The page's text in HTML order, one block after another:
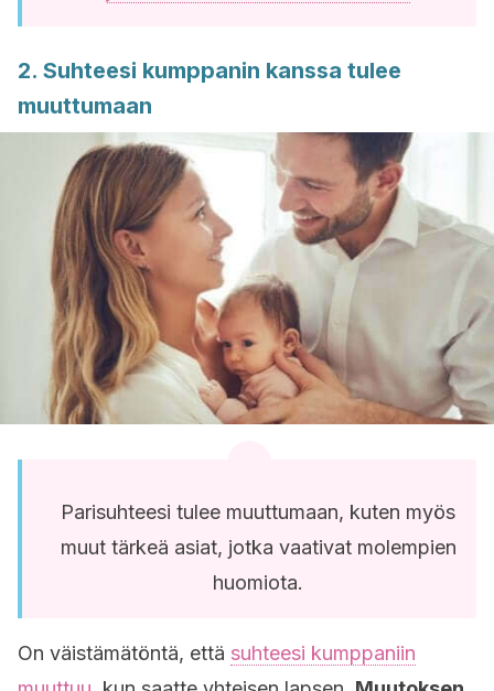
2. Suhteesi kumppanin kanssa tulee
muuttumaan
Parisuhteesi tulee muuttumaan, kuten myös
muut tärkeä asiat, jotka vaativat molempien
huomiota.
On väistämätöntä, että suhteesi kumppaniin